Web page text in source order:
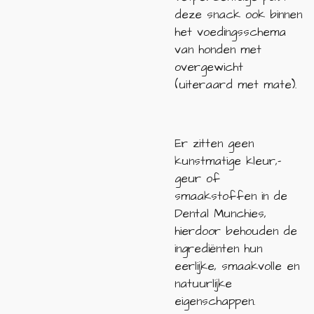
deze snack ook binnen
het voedingsschema
van honden met
overgewicht
(uiteraard met mate).
Er zitten geen
kunstmatige kleur,-
geur of
smaakstoffen in de
Dental Munchies,
hierdoor behouden de
ingrediënten hun
eerlijke, smaakvolle en
natuurlijke
eigenschappen.